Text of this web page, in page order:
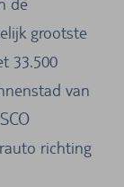
grootste
33.500
van
richting